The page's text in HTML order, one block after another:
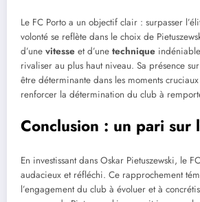
Le FC Porto a un objectif clair : surpasser
volonté se reflète dans le choix de
d’une vitesse et d’une technique
rivaliser au plus haut niveau. Sa présence
être déterminante dans les moments
renforcer la détermination du club à
Conclusion : un pari sur
En investissant dans Oskar Pietuszewski, le
audacieux et réfléchi. Ce rapprochement
l’engagement du club à évoluer et à